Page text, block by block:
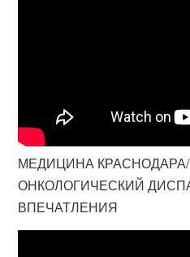
МЕДИЦИНА
ОНКОЛОГИЧЕСКИЙ
ВПЕЧАТЛЕНИЯ